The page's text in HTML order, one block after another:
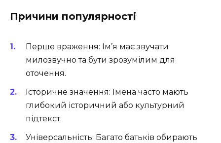
Причини популярності
Перше враження: Ім’я має звучати
милозвучно та бути зрозумілим для
оточення.
Історичне значення: Імена часто мають
глибокий історичний або культурний
підтекст.
Універсальність: Багато батьків обирають